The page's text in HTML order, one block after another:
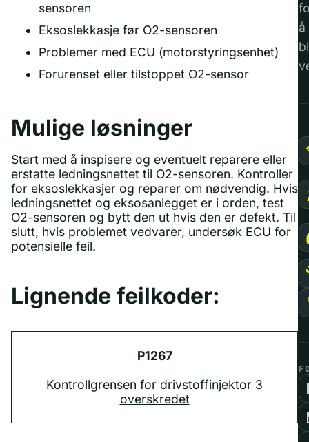
sensoren
Eksoslekkasje før O2-sensoren
Problemer med ECU (motorstyringsenhet)
Forurenset eller tilstoppet O2-sensor
Mulige løsninger
Start med å inspisere og eventuelt reparere eller
erstatte ledningsnettet til O2-sensoren. Kontroller
for eksoslekkasjer og reparer om nødvendig. Hvis
ledningsnettet og eksosanlegget er i orden, test
O2-sensoren og bytt den ut hvis den er defekt. Til
slutt, hvis problemet vedvarer, undersøk ECU for
potensielle feil.
Lignende feilkoder:
P1267
Kontrollgrensen for drivstoffinjektor 3
overskredet
å